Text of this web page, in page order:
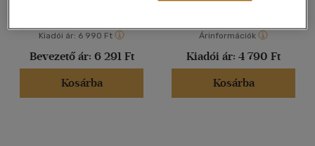
Vélemény szerint
(1768)
(252)
Kiadói ár: 6 990 Ft
Bevezető ár: 6 291 Ft
Kosárba
Árinformációk
Kiadói ár: 4 790 Ft
Kosárba